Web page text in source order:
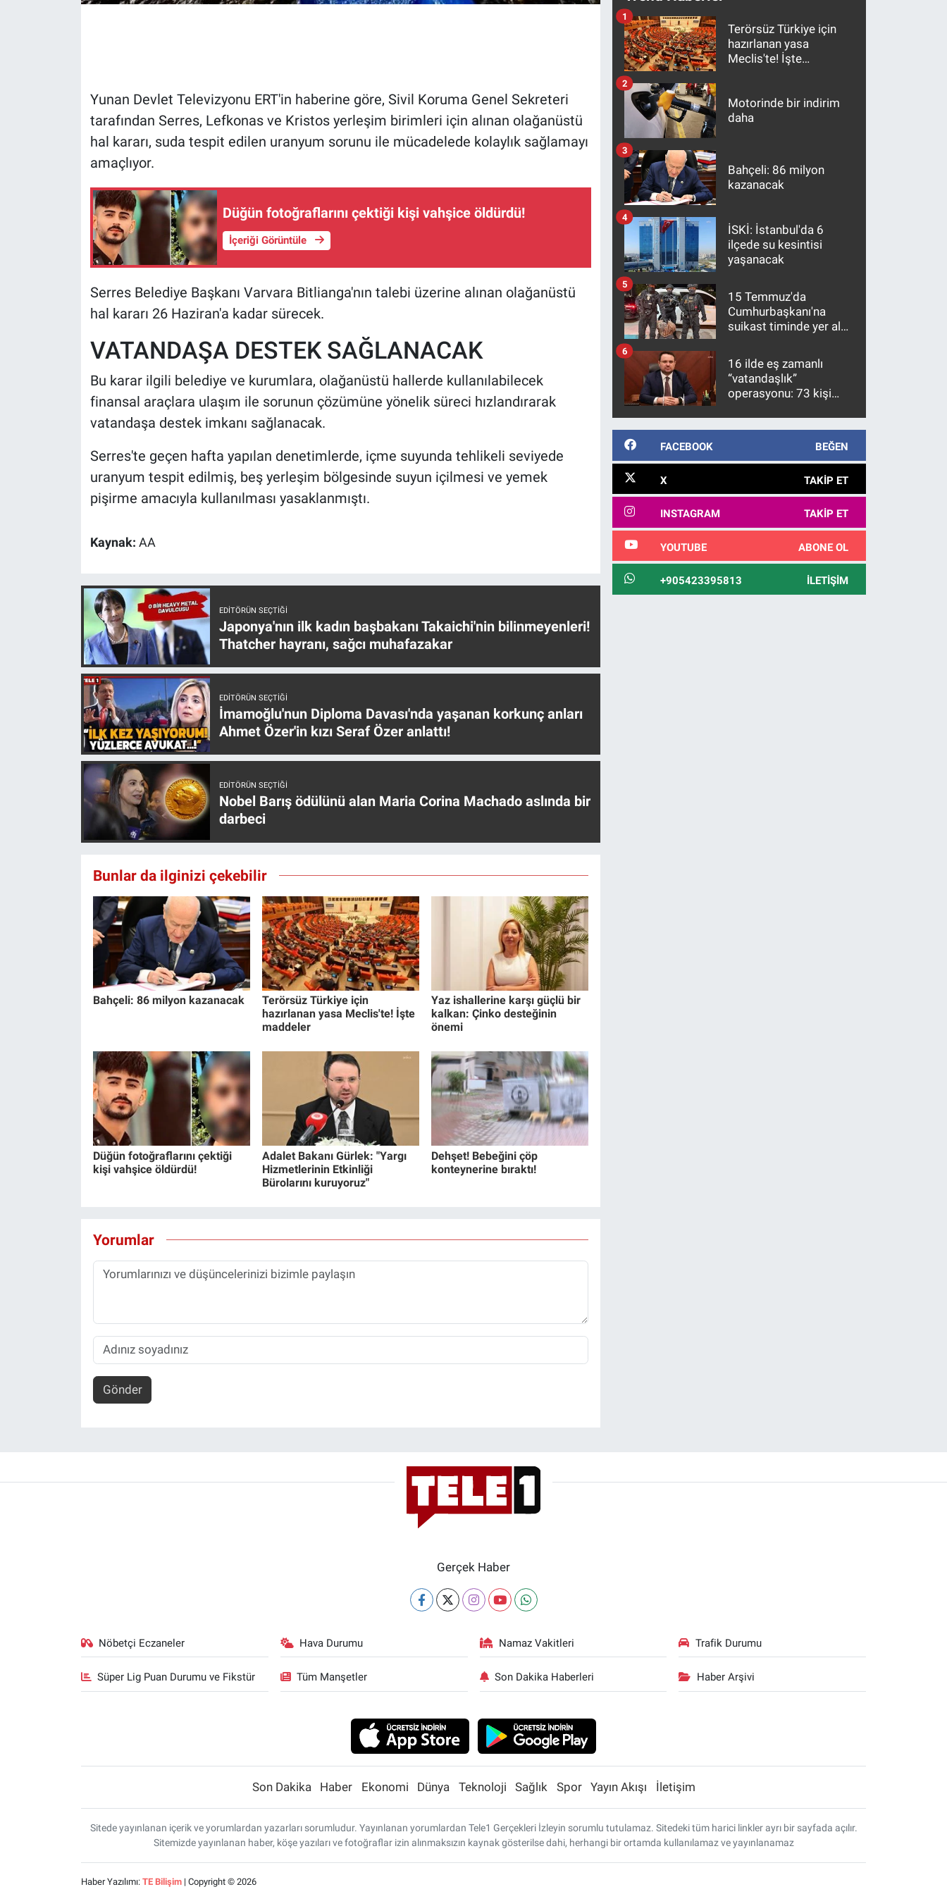
Yunan Devlet Televizyonu ERT'in haberine göre, Sivil Koruma Genel Sekreteri
tarafından Serres, Lefkonas ve Kristos yerleşim birimleri için alınan olağanüstü
hal kararı, suda tespit edilen uranyum sorunu ile mücadelede kolaylık sağlamayı
amaçlıyor.
Düğün fotoğraflarını çektiği kişi vahşice öldürdü!
İçeriği Görüntüle
Serres Belediye Başkanı Varvara Bitlianga'nın talebi üzerine alınan olağanüstü
hal kararı 26 Haziran'a kadar sürecek.
VATANDAŞA DESTEK SAĞLANACAK
Bu karar ilgili belediye ve kurumlara, olağanüstü hallerde kullanılabilecek
finansal araçlara ulaşım ile sorunun çözümüne yönelik süreci hızlandırarak
vatandaşa destek imkanı sağlanacak.
Serres'te geçen hafta yapılan denetimlerde, içme suyunda tehlikeli seviyede
uranyum tespit edilmiş, beş yerleşim bölgesinde suyun içilmesi ve yemek
pişirme amacıyla kullanılması yasaklanmıştı.
Kaynak: AA
EDITÖRÜN SEÇTIĞI
Japonya'nın ilk kadın başbakanı Takaichi'nin bilinmeyenleri!
Thatcher hayranı, sağcı muhafazakar
EDITÖRÜN SEÇTIĞI
İmamoğlu'nun Diploma Davası'nda yaşanan korkunç anları
Ahmet Özer'in kızı Seraf Özer anlattı!
EDITÖRÜN SEÇTIĞI
Nobel Barış ödülünü alan Maria Corina Machado aslında bir
darbeci
Bunlar da ilginizi çekebilir
Bahçeli: 86 milyon kazanacak
Terörsüz Türkiye için
hazırlanan yasa Meclis'te! İşte
maddeler
Yaz ishallerine karşı güçlü bir
kalkan: Çinko desteğinin
önemi
Düğün fotoğraflarını çektiği
kişi vahşice öldürdü!
Adalet Bakanı Gürlek: "Yargı
Hizmetlerinin Etkinliği
Bürolarını kuruyoruz"
Dehşet! Bebeğini çöp
konteynerine bıraktı!
Yorumlar
Gönder
Terörsüz Türkiye için
hazırlanan yasa
Meclis'te! İşte
1
Motorinde bir indirim
daha
2
Bahçeli: 86 milyon
kazanacak
3
İSKİ: İstanbul'da 6
ilçede su kesintisi
yaşanacak
4
15 Temmuz'da
Cumhurbaşkanı'na
suikast timinde yer alan
10 yıl sonra yakalandı
5
16 ilde eş zamanlı
“vatandaşlık”
operasyonu: 73 kişi
6
FACEBOOK BEĞEN
X TAKIP ET
INSTAGRAM TAKIP ET
YOUTUBE ABONE OL
+905423395813 İLETIŞIM
Gerçek Haber
Nöbetçi Eczaneler Hava Durumu Namaz Vakitleri Trafik Durumu
Süper Lig Puan Durumu ve Fikstür Tüm Manşetler Son Dakika Haberleri Haber Arşivi
Son Dakika Haber Ekonomi Dünya Teknoloji Sağlık Spor Yayın Akışı İletişim
Sitede yayınlanan içerik ve yorumlardan yazarları sorumludur. Yayınlanan yorumlardan Tele1 Gerçekleri İzleyin sorumlu tutulamaz. Sitedeki tüm harici linkler ayrı bir sayfada açılır.
Sitemizde yayınlanan haber, köşe yazıları ve fotoğraflar izin alınmaksızın kaynak gösterilse dahi, herhangi bir ortamda kullanılamaz ve yayınlanamaz
Haber Yazılımı: TE Bilişim| Copyright © 2026
Koronavirüs
Kültür Sanat
Ne demişti
Programlar
Teknoloji
Türkiye'nin Geleceği
Yerel Gündem
Yerel Yaşam
Canlı Yayın